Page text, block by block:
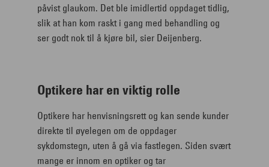
påvist glaukom. Det ble imidlertid oppdaget tidlig,
slik at han kom raskt i gang med behandling og
ser godt nok til å kjøre bil, sier Deijenberg.
Optikere har en viktig rolle
Optikere har henvisningsrett og kan sende kunder
direkte til øyelegen om de oppdager
sykdomstegn, uten å gå via fastlegen. Siden svært
mange er innom en optiker og tar